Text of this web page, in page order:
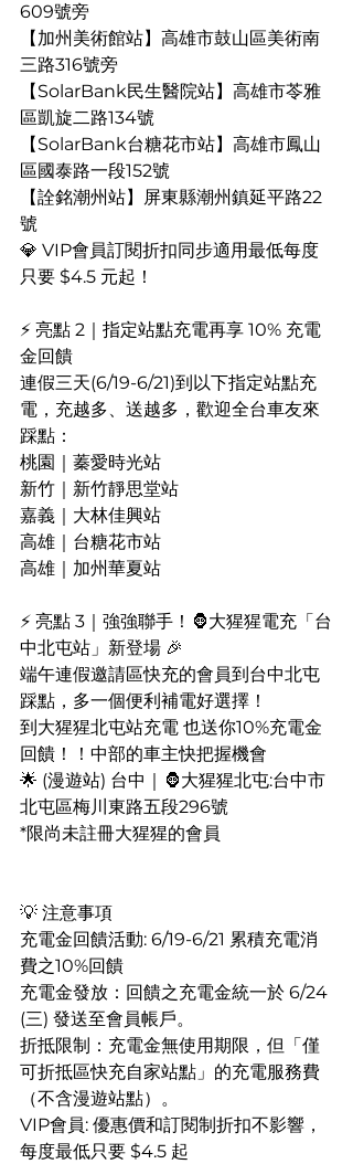
609號旁
【加州美術館站】高雄市鼓山區美術南
三路316號旁
【SolarBank民生醫院站】高雄市苓雅
區凱旋二路134號
【SolarBank台糖花市站】高雄市鳳山
區國泰路一段152號
【詮銘潮州站】屏東縣潮州鎮延平路22
號
💎 VIP會員訂閱折扣同步適用最低每度
只要 $4.5 元起！
⚡ 亮點 2｜指定站點充電再享 10% 充電
金回饋
連假三天(6/19-6/21)到以下指定站點充
電，充越多、送越多，歡迎全台車友來
踩點：
桃園｜蓁愛時光站
新竹｜新竹靜思堂站
嘉義｜大林佳興站
高雄｜台糖花市站
高雄｜加州華夏站
⚡ 亮點 3｜強強聯手！🦍大猩猩電充「台
中北屯站」新登場 🎉
端午連假邀請區快充的會員到台中北屯
踩點，多一個便利補電好選擇！
到大猩猩北屯站充電 也送你10%充電金
回饋！！中部的車主快把握機會
🌟 (漫遊站) 台中｜🦍大猩猩北屯:台中市
北屯區梅川東路五段296號
*限尚未註冊大猩猩的會員
💡 注意事項
充電金回饋活動: 6/19-6/21 累積充電消
費之10%回饋
充電金發放：回饋之充電金統一於 6/24
(三) 發送至會員帳戶。
折抵限制：充電金無使用期限，但「僅
可折抵區快充自家站點」的充電服務費
（不含漫遊站點）。
VIP會員: 優惠價和訂閱制折扣不影響，
每度最低只要 $4.5 起